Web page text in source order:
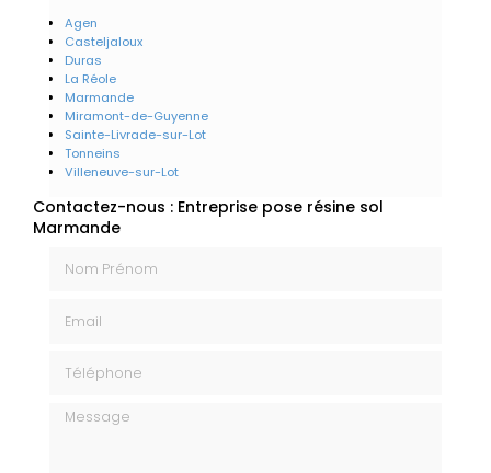
Agen
Casteljaloux
Duras
La Réole
Marmande
Miramont-de-Guyenne
Sainte-Livrade-sur-Lot
Tonneins
Villeneuve-sur-Lot
Contactez-nous : Entreprise pose résine sol
Marmande
Message